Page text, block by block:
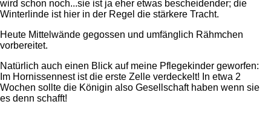
und
erste
Zelle
Hornisse
wird schon noch...sie ist ja eher etwas bescheidender; die
Winterlinde ist hier in der Regel die stärkere Tracht.
Heute Mittelwände gegossen und umfänglich Rähmchen
vorbereitet.
Natürlich auch einen Blick auf meine Pflegekinder geworfen:
Im Hornissennest ist die erste Zelle verdeckelt! In etwa 2
Wochen sollte die Königin also Gesellschaft haben wenn sie
es denn schafft!